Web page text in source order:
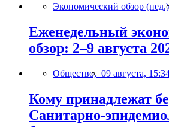
Экономический обзор
Еженедельный
обзор: 2–9 августа
Общество, 09 августа,
Кому принадлежат
Санитарно-